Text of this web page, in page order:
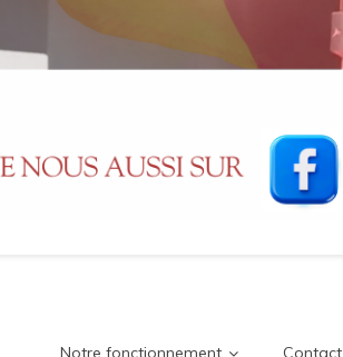
Notre fonctionnement Contact